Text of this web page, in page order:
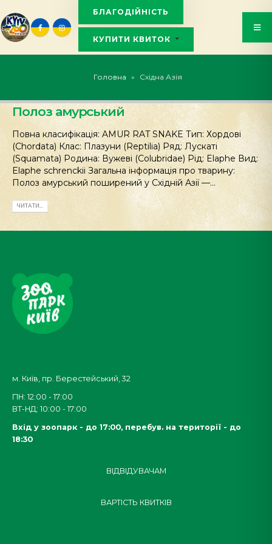
БЛАГОДІЙНІСТЬ
КУПИТИ КВИТОК
Головна » Східна Азія
Полоз амурський
Повна класифікація: AMUR RAT SNAKE Тип: Хордові
(Chordata) Клас: Плазуни (Reptilia) Ряд: Лускаті
(Squamata) Родина: Вужеві (Colubridae) Рід: Elaphe Вид:
Elaphe schrenckii Загальна інформація про тварину:
Полоз амурський поширений у Східній Азії —...
ЧИТАТИ...
м. Київ, пр. Берестейський, 32
ПН: 12:00 - 17:00
ВТ-НД: 10:00 - 17:00
Вхід у зоопарк - до 17:00, перебув. на території - до
18:30
ВІДВІДУВАЧАМ
ВАРТІСТЬ КВИТКІВ